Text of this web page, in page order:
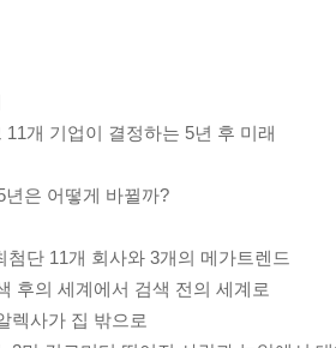
11개 기업이 결정하는 5년 후 미래
년은 어떻게 바뀔까?
첨단 11개 회사와 3개의 메가트렌드
후의 세계에서 검색 전의 세계로
렉사가 집 밖으로